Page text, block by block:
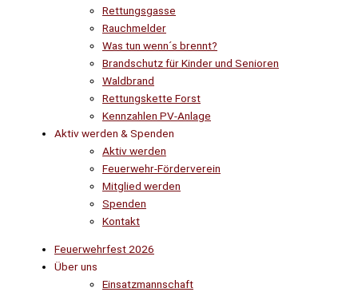
Rettungsgasse
Rauchmelder
Was tun wenn´s brennt?
Brandschutz für Kinder und Senioren
Waldbrand
Rettungskette Forst
Kennzahlen PV-Anlage
Aktiv werden & Spenden
Aktiv werden
Feuerwehr-Förderverein
Mitglied werden
Spenden
Kontakt
Feuerwehrfest 2026
Über uns
Einsatzmannschaft